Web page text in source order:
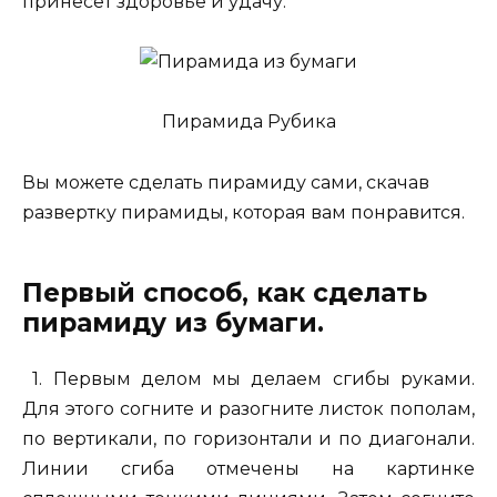
Пирамида Рубика
Вы можете сделать пирамиду сами, скачав
развертку пирамиды, которая вам понравится.
Первый способ, как сделать
пирамиду из бумаги.
1. Первым делом мы делаем сгибы руками.
Для этого согните и разогните листок пополам,
по вертикали, по горизонтали и по диагонали.
Линии сгиба отмечены на картинке